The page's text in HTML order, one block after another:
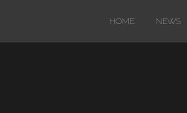
HOME NEWS